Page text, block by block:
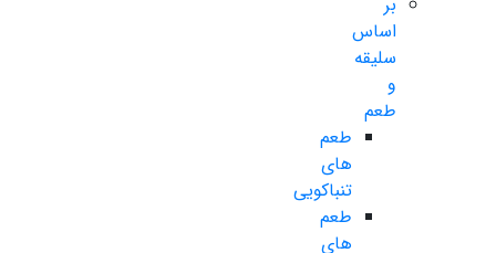
اساس
سلیقه
و
طعم
طعم
های
تنباکویی
طعم
های